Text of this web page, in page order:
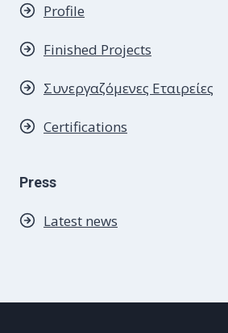
Profile
Finished Projects
Συνεργαζόμενες Εταιρείες
Certifications
Press
Latest news